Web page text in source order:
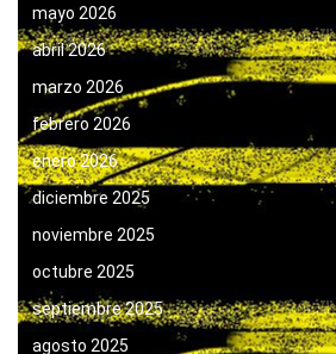
mayo 2026
abril 2026
marzo 2026
febrero 2026
enero 2026
diciembre 2025
noviembre 2025
octubre 2025
septiembre 2025
agosto 2025